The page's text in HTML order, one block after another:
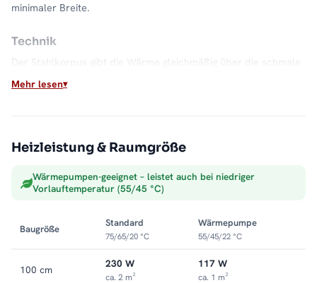
minimaler Breite.
Technik
Der Stahlkorpus gibt die Wärme gleichmäßig über die schmale
Front ab, ausgelegt bis 5 bar Betriebsdruck. Neben der
Farbe und Wirkung
hell wirken.
Wandmontage auf kleinster Fläche. Weitere Modelle finden Sie
Mehr lesen
Heizleistung & Raumgröße
Wärmepumpen-geeignet – leistet auch bei niedriger
Vorlauftemperatur (55/45 °C)
Baugröße
Standard
75/65/20 °C
Wärmepumpe
55/45/22 °C
100 cm 230 W
ca. 2 m²
117 W
ca. 1 m²